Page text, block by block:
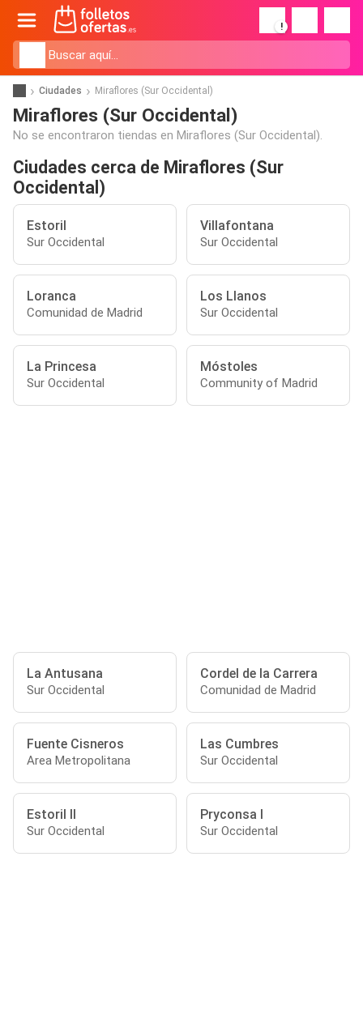
!
Ciudades Miraflores (Sur Occidental)
Miraflores (Sur Occidental)
No se encontraron tiendas en Miraflores (Sur Occidental).
Ciudades cerca de Miraflores (Sur
Occidental)
Estoril
Sur Occidental
Villafontana
Sur Occidental
Loranca
Comunidad de Madrid
Los Llanos
Sur Occidental
La Princesa
Sur Occidental
Móstoles
Community of Madrid
La Antusana
Sur Occidental
Cordel de la Carrera
Comunidad de Madrid
Fuente Cisneros
Area Metropolitana
Las Cumbres
Sur Occidental
Estoril II
Sur Occidental
Pryconsa I
Sur Occidental